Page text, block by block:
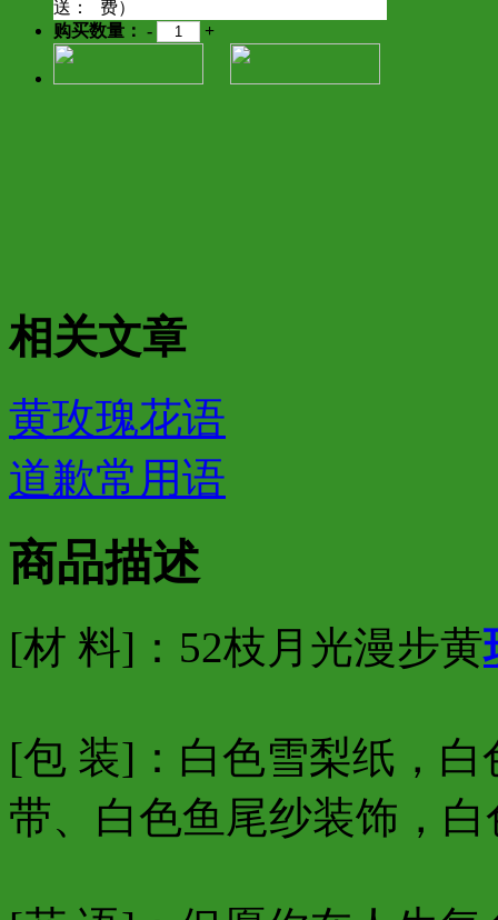
送：
费）
购买数量： - +
相关文章
黄玫瑰花语
道歉常用语
商品描述
[材 料]：52枝月光漫步黄
[包 装]：白色雪梨纸，
带、白色鱼尾纱装饰，